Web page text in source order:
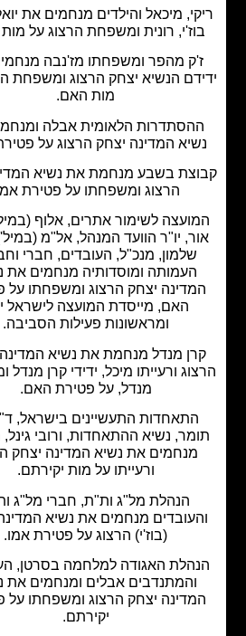
מיכאל והילדים מנחמים את יואל, מייק,
רונית ומשפחת הרצוג על מות האם.
מהפר ומשפחתו מז'נבה מנחמים את
הנשיא יצחק הרצוג ומשפחת הרצוג על
מות האם.
הלאומית אבלה ומנחמת את
המדינה יצחק הרצוג על פטירת אמו.
בשבע מנחמת את נשיא המדינה חיים
הרצוג ומשפחתו על פטירת אמו.
לשימור אתרים, אלוף (במיל') אורי
יו"ר הוועד המנהל, אל"מ (במיל') עמרי
שלמון, מנכ"ל, העובדים, חברי וחברות
העמותה ומוסדותיה מנחמים את נשיא
יצחק הרצוג ומשפחתו על פטירת
האם, מייסדת המועצה לישראל יפה
ומראשונות פעילות הסביבה.
מנדל מנחמת את נשיא המדינה יצחק
ורעייתו מיכל, ידידי קרן מנדל ומשפחת
מנדל, על פטירת האם.
התאחדות התעשיינים בישראל, ד"ר רון
נשיא ההתאחדות, ורובי גינל, מנכ"ל,
מנחמים את נשיא המדינה יצחק הרצוג
ורעייתו על מות יקירתם.
הנהלת מל"ג ות"ת, חברי מל"ג ות"ת
מנחמים את נשיא המדינה יצחק
(בוז'י) הרצוג על פטירת אמו.
האגודה למלחמה בסרטן, העובדים
והמתנדבים אבלים ומנחמים את נשיא
יצחק הרצוג ומשפחתו על פטירת